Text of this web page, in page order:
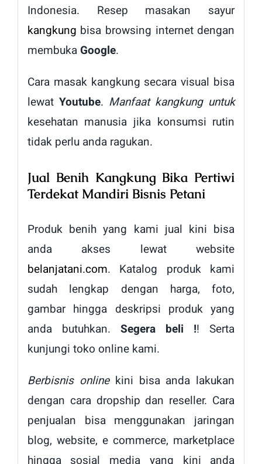
Indonesia. Resep masakan sayur
kangkung bisa browsing internet dengan
membukaGoogle.
Cara masak kangkung secara visual bisa
lewat Youtube. Manfaat kangkung untuk
kesehatan manusia jika konsumsi rutin
tidak perlu anda ragukan.
Jual Benih Kangkung Bika Pertiwi
Terdekat Mandiri Bisnis Petani
Produk benih yang kami jual kini bisa
anda akses lewat website
belanjatani.com. Katalog produk kami
sudah lengkap dengan harga, foto,
gambar hingga deskripsi produk yang
anda butuhkan. Segera beli !! Serta
kunjungi toko online kami.
Berbisnis onlinekini bisa anda lakukan
dengan cara dropship dan reseller. Cara
penjualan bisa menggunakan jaringan
blog, website, e commerce, marketplace
hingga sosial media yang kini anda